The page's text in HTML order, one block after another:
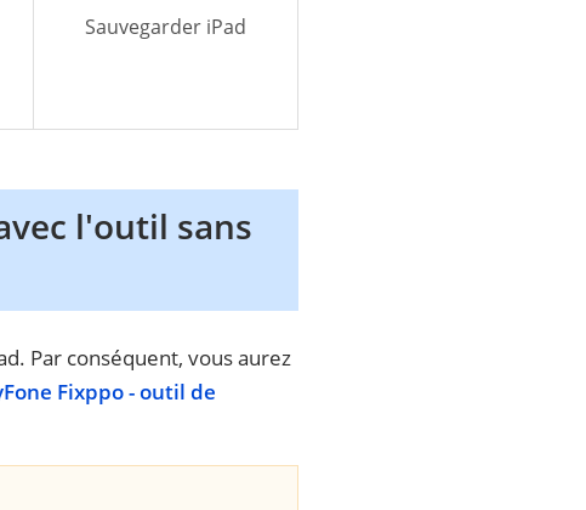
Sauvegarder iPad
l'outil sans
Par conséquent, vous aurez
Fixppo - outil de